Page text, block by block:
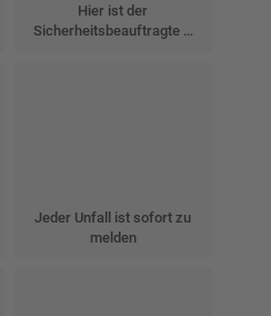
Hier ist der
Sicherheitsbeauftragte …
Jeder Unfall ist sofort zu
melden